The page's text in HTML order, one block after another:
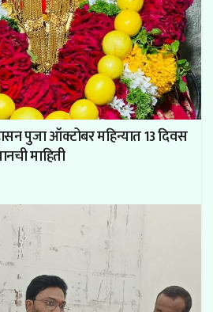
पुजा ऑक्टोबर महिन्यात 13 दिवस
माहिती